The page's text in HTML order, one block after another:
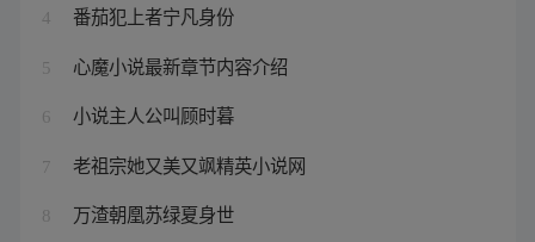
4 番茄犯上者宁凡身份
5 心魔小说最新章节内容介绍
6 小说主人公叫顾时暮
7 老祖宗她又美又飒精英小说网
8 万渣朝凰苏绿夏身世